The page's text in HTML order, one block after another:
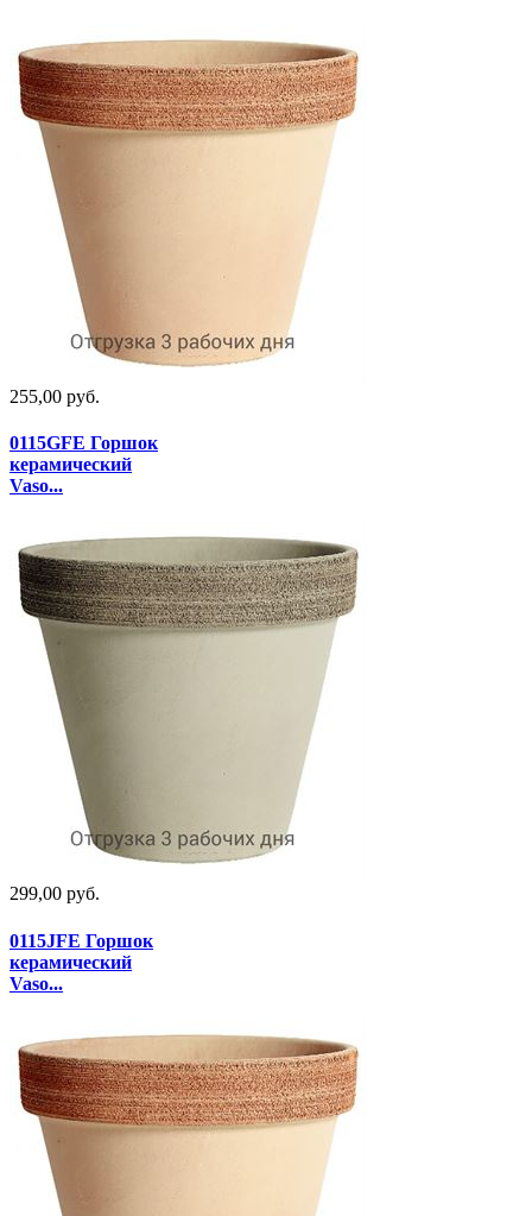
255,00 руб.
0115GFE Горшок
керамический
Vaso...
299,00 руб.
0115JFE Горшок
керамический
Vaso...